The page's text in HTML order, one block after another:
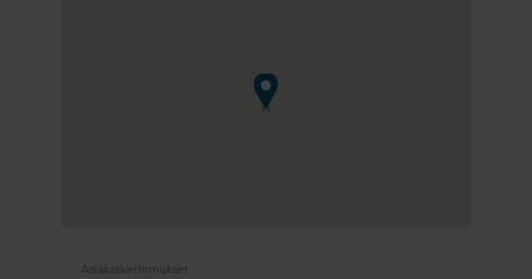
Asiakaskertomukset